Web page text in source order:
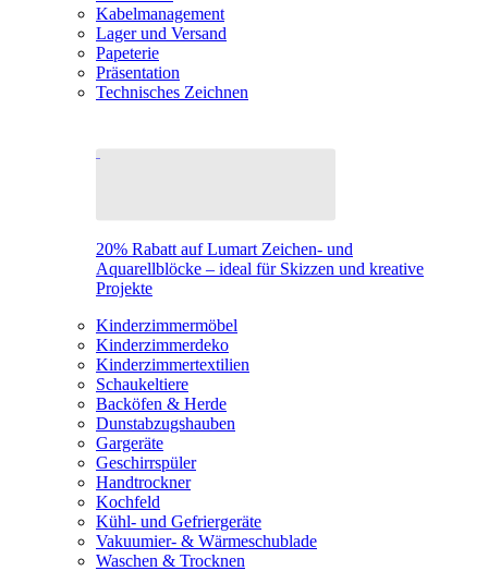
Kabelmanagement
Lager und Versand
Papeterie
Präsentation
Technisches Zeichnen
20% Rabatt auf Lumart Zeichen- und
Aquarellblöcke – ideal für Skizzen und kreative
Projekte
Kinderzimmermöbel
Kinderzimmerdeko
Kinderzimmertextilien
Schaukeltiere
Backöfen & Herde
Dunstabzugshauben
Gargeräte
Geschirrspüler
Handtrockner
Kochfeld
Kühl- und Gefriergeräte
Vakuumier- & Wärmeschublade
Waschen & Trocknen